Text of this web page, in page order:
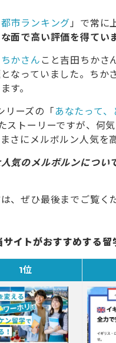
市ランキング 」で常に
面で高い評価を得ていま
かさん こと吉田ちかさ
なっていました。ちか
す。
リーズの「 あなたって
ストーリーですが、何
さにメルボルン人気を
気のメルボルンにつ
、ぜひ最後までご覧く
サイトがおすすめする
1位